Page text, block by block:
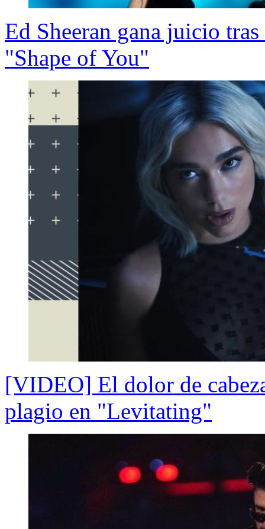
Ed Sheeran gana juicio
"Shape of You"
[VIDEO] El dolor de
plagio en "Levitating"